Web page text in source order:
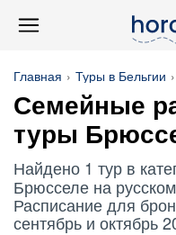
Главная Туры в Бельгии
Семейные
туры
Найдено 1 тур в
Брюсселе на
Расписание для
сентябрь и октябрь